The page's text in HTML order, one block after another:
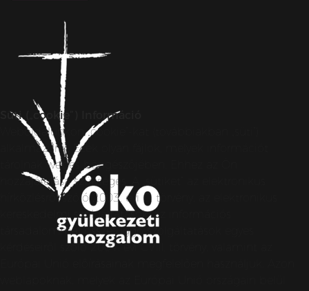
Süti („cookie”) Információ
Weboldalunkon „cookie”-kat (továbbiakban „süti”)
alkalmazunk. Ezek olyan fájlok, melyek információt
tárolnak webes böngészőjében. Ehhez az Ön
hozzájárulása szükséges. A „sütiket” az elektronikus
hírközlésről szóló 2003. évi C. törvény, az elektronikus
kereskedelmi szolgáltatások, az információs
társadalommal összefüggő szolgáltatások egyes
kérdéseiről szóló 2001. évi CVIII. törvény, valamint az